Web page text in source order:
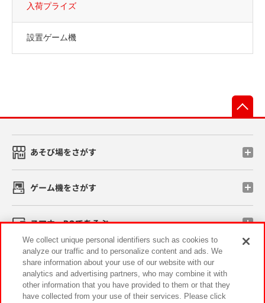
入荷プライズ
設置ゲーム機
あそび場をさがす
ゲーム機をさがす
スマホ・PCであそぶ
イベント・キャンペーン
We collect unique personal identifiers such as cookies to
analyze our traffic and to personalize content and ads. We
share information about your use of our website with our
analytics and advertising partners, who may combine it with
other information that you have provided to them or that they
have collected from your use of their services. Please click